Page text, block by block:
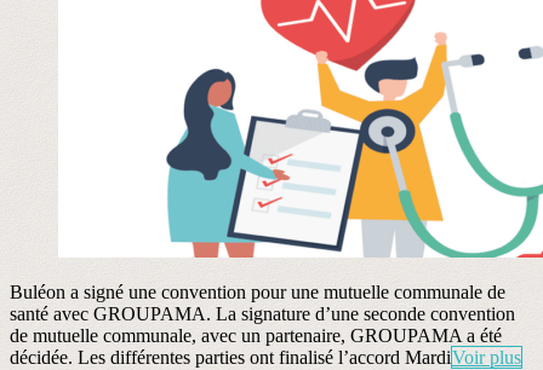
Buléon a signé une convention pour une mutuelle communale de
santé avec GROUPAMA. La signature d’une seconde convention
de mutuelle communale, avec un partenaire, GROUPAMA a été
décidée. Les différentes parties ont finalisé l’accord MardiVoir plus